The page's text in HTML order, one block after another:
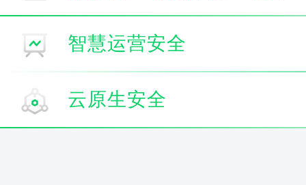
智慧运营安全
云原生安全